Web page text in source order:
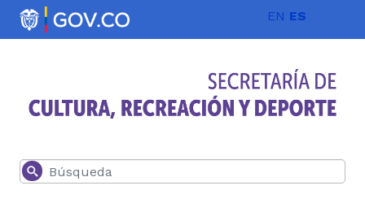
Pasar al contenido principal EN ES
Buscar